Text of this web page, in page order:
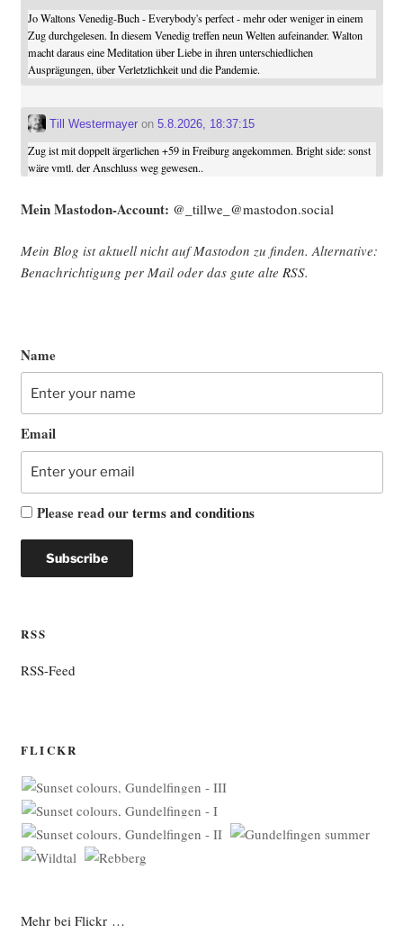
Jo Waltons Venedig-Buch - Everybody's perfect - mehr oder weniger in einem
Zug durchgelesen. In diesem Venedig treffen neun Welten aufeinander. Walton
macht daraus eine Meditation über Liebe in ihren unterschiedlichen
Ausprägungen, über Verletzlichkeit und die Pandemie.
Till Westermayeron 5.8.2026, 18:37:15
Zug ist mit doppelt ärgerlichen +59 in Freiburg angekommen. Bright side: sonst
wäre vmtl. der Anschluss weg gewesen..
Mein Mast­o­don-Account: @_tillwe_@mastodon.social
Mein Blog ist aktu­ell nicht auf Mast­o­don zu fin­den. Alter­na­ti­ve:
Benach­rich­ti­gung per Mail oder das gute alte RSS.
Name
Email
Please read ourterms and conditions
RSS
RSS-Feed
FLICKR
Mehr bei Flickr …